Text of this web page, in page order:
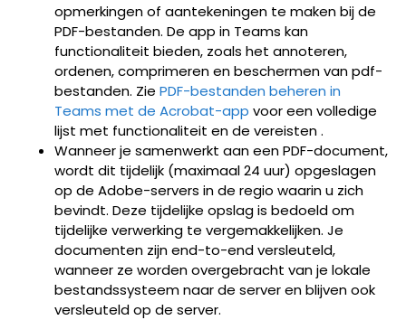
opmerkingen of aantekeningen te maken bij de
PDF-bestanden. De app in Teams kan
functionaliteit bieden, zoals het annoteren,
ordenen, comprimeren en beschermen van pdf-
bestanden. Zie PDF-bestanden beheren in
Teams met de Acrobat-app voor een volledige
lijst met functionaliteit en de vereisten .
Wanneer je samenwerkt aan een PDF-document,
wordt dit tijdelijk (maximaal 24 uur) opgeslagen
op de Adobe-servers in de regio waarin u zich
bevindt. Deze tijdelijke opslag is bedoeld om
tijdelijke verwerking te vergemakkelijken. Je
documenten zijn end-to-end versleuteld,
wanneer ze worden overgebracht van je lokale
bestandssysteem naar de server en blijven ook
versleuteld op de server.